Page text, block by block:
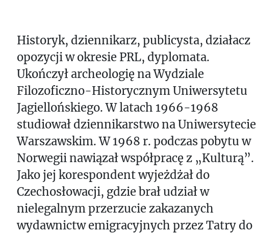
Historyk, dziennikarz, publicysta, działacz
opozycji w okresie PRL, dyplomata.
Ukończył archeologię na Wydziale
Filozoficzno-Historycznym Uniwersytetu
Jagiellońskiego. W latach 1966-1968
studiował dziennikarstwo na Uniwersytecie
Warszawskim. W 1968 r. podczas pobytu w
Norwegii nawiązał współpracę z „Kulturą”.
Jako jej korespondent wyjeżdżał do
Czechosłowacji, gdzie brał udział w
nielegalnym przerzucie zakazanych
wydawnictw emigracyjnych przez Tatry do